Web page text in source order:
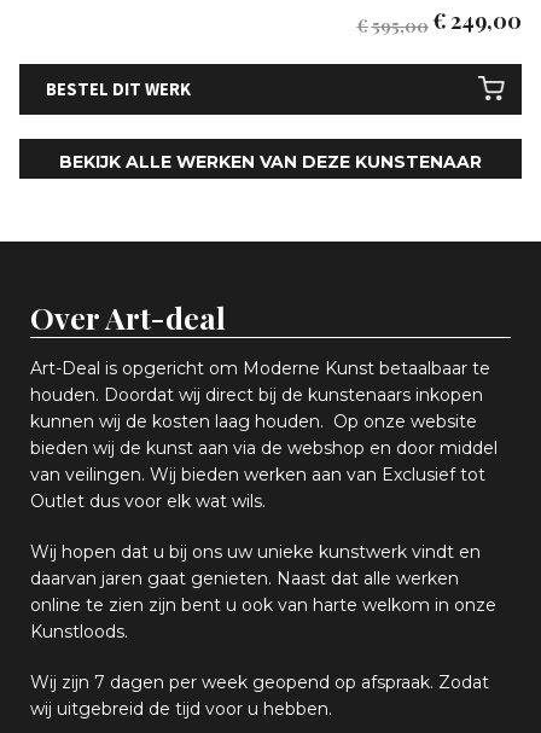
€595,00€249,00
BESTEL DIT WERK
BEKIJK ALLE WERKEN VAN DEZE KUNSTENAAR
Over Art-deal
Art-Deal is opgericht om Moderne Kunst betaalbaar te
houden. Doordat wij direct bij de kunstenaars inkopen
kunnen wij de kosten laag houden. Op onze website
bieden wij de kunst aan via de webshop en door middel
van veilingen. Wij bieden werken aan van Exclusief tot
Outlet dus voor elk wat wils.
Wij hopen dat u bij ons uw unieke kunstwerk vindt en
daarvan jaren gaat genieten. Naast dat alle werken
online te zien zijn bent u ook van harte welkom in onze
Kunstloods.
Wij zijn 7 dagen per week geopend op afspraak. Zodat
wij uitgebreid de tijd voor u hebben.